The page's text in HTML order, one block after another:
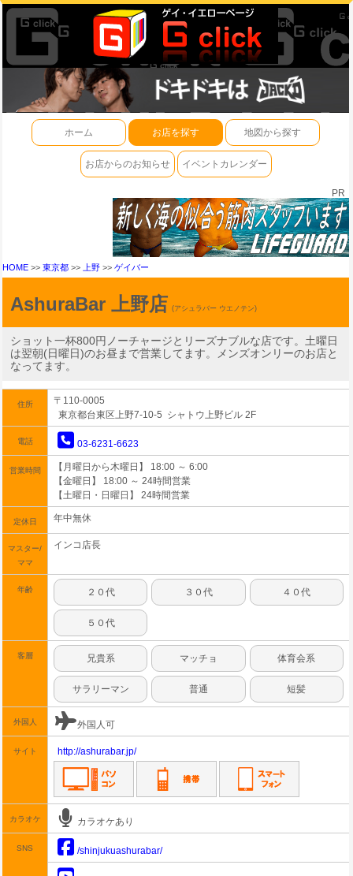
ホーム お店を探す 地図から探す
お店からのお知らせ イベントカレンダー
PR
HOME >> 東京都 >> 上野 >> ゲイバー
AshuraBar 上野店 (アシュラバー ウエノテン)
ショット一杯800円ノーチャージとリーズナブルな店です。土曜日
は翌朝(日曜日)のお昼まで営業してます。メンズオンリーのお店と
なってます。
住所
〒110-0005
東京都台東区上野7-10-5 シャトウ上野ビル 2F
電話 03-6231-6623
営業時間
【月曜日から木曜日】 18:00 ～ 6:00
【金曜日】 18:00 ～ 24時間営業
【土曜日・日曜日】 24時間営業
定休日 年中無休
マスター/
ママ
インコ店長
年齢 ２０代 ３０代 ４０代
５０代
客層 兄貴系 マッチョ 体育会系
サラリーマン 普通 短髪
外国人 外国人可
サイト http://ashurabar.jp/
カラオケ カラオケあり
SNS /shinjukuashurabar/